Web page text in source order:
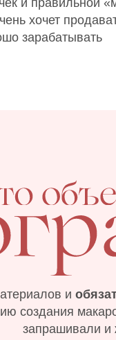
и правильной
хочет
зарабатывать
и
создания
запрашивали и